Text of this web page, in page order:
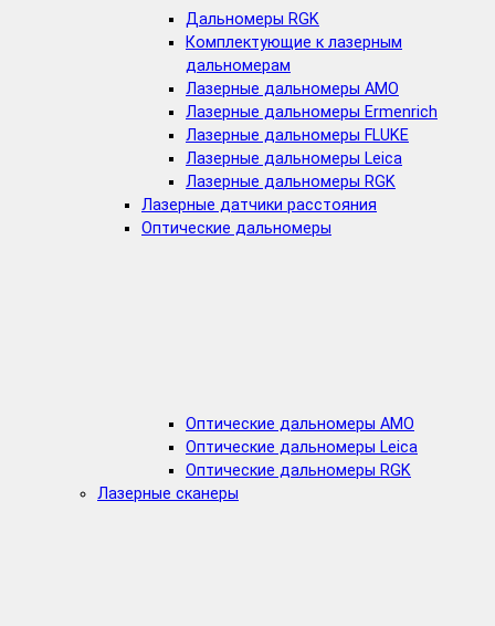
Дальномеры RGK
Комплектующие к лазерным
дальномерам
Лазерные дальномеры AMO
Лазерные дальномеры Ermenrich
Лазерные дальномеры FLUKE
Лазерные дальномеры Leica
Лазерные дальномеры RGK
Лазерные датчики расстояния
Оптические дальномеры
Оптические дальномеры AMO
Оптические дальномеры Leica
Оптические дальномеры RGK
Лазерные сканеры